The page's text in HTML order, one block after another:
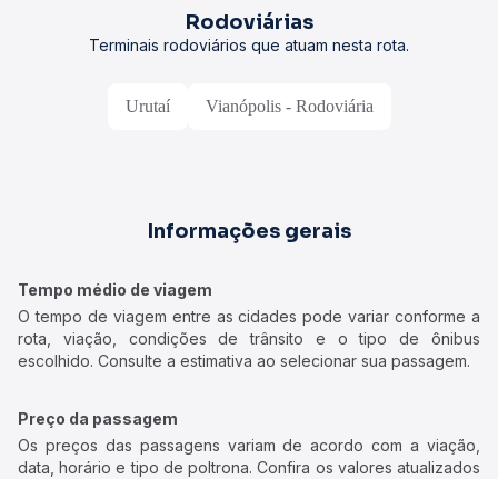
Rodoviárias
Terminais rodoviários que atuam nesta rota.
Urutaí Vianópolis - Rodoviária
Informações gerais
Tempo médio de viagem
O tempo de viagem entre as cidades pode variar conforme a
rota, viação, condições de trânsito e o tipo de ônibus
escolhido. Consulte a estimativa ao selecionar sua passagem.
Preço da passagem
Os preços das passagens variam de acordo com a viação,
data, horário e tipo de poltrona. Confira os valores atualizados